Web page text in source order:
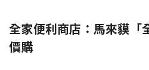
全家便利商店：馬來貘「
價購